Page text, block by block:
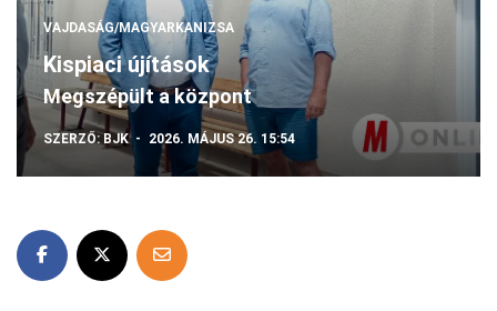
VAJDASÁG/MAGYARKANIZSA
Kispiaci újítások
Megszépült a központ
SZERZŐ:BJK 2026. MÁJUS 26. 15:54